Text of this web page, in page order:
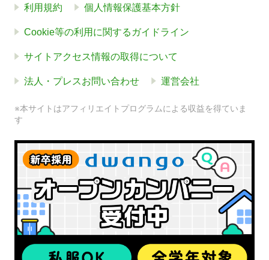
利用規約 個人情報保護基本方針
Cookie等の利用に関するガイドライン
サイトアクセス情報の取得について
法人・プレスお問い合わせ 運営会社
※本サイトはアフィリエイトプログラムによる収益を得ていま
す